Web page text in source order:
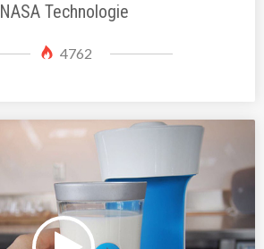
NASA Technologie
4762